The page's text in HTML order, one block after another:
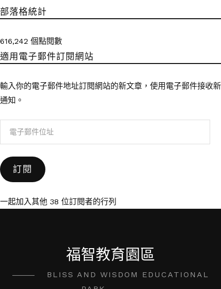
部落格統計
616,242 個點閱數
適用電子郵件訂閱網站
輸入你的電子郵件地址訂閱網站的新文章，使用電子郵件接收新
通知。
件
位
訂閱
一起加入其他 38 位訂閱者的行列
福智教育園區
BLISS AND WISDOM EDUCATIONAL